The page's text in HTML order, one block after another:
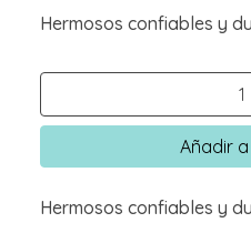
Hermosos confiables y
Añadir
Hermosos confiables y